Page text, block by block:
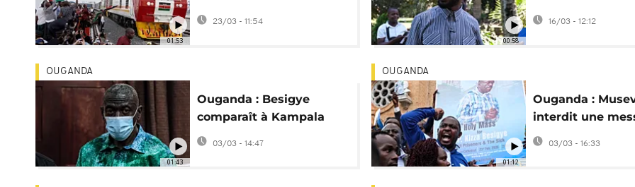
01:53
de la ligne ferroviaire
Kisumu-Malaba
23/03 - 11:54
00:58
fui l'Ouganda
16/03 - 12:12
01:43
OUGANDA
Ouganda : Besigye
comparaît à Kampala
sur fond d'inquiétudes
pour sa santé
03/03 - 14:47
01:12
OUGANDA
Ouganda :
interdit une
l'honneur de
03/03 - 16:33